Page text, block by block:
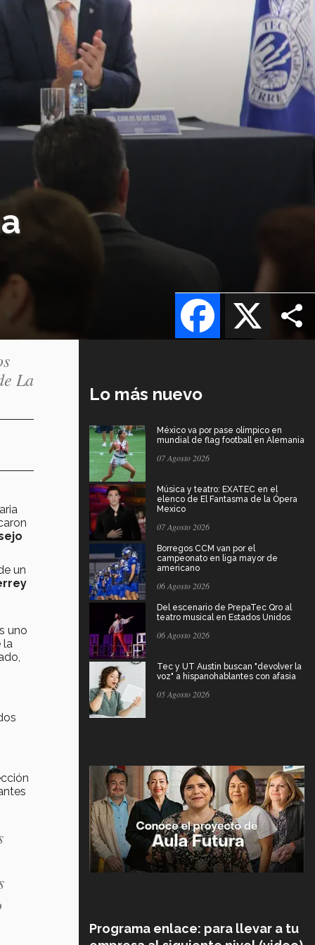
X
Facebook
La
un
uno
la
Lo más nuevo
México va por pase olímpico en
mundial de flag football en Alemania
07 Agosto 2026
Música y teatro: EXATEC en el
elenco de El Fantasma de la Ópera
Mexico
07 Agosto 2026
Borregos CCM van por el
campeonato en liga mayor de
americano
06 Agosto 2026
Del escenario de PrepaTec Qro al
teatro musical en Estados Unidos
06 Agosto 2026
Tec y UT Austin buscan "devolver la
voz" a hispanohablantes con afasia
05 Agosto 2026
Programa enlace: para llevar a tu